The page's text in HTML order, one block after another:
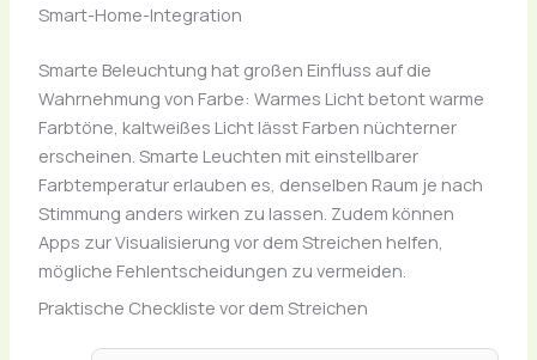
Smart-Home-Integration
Smarte Beleuchtung hat großen Einfluss auf die
Wahrnehmung von Farbe: Warmes Licht betont warme
Farbtöne, kaltweißes Licht lässt Farben nüchterner
erscheinen. Smarte Leuchten mit einstellbarer
Farbtemperatur erlauben es, denselben Raum je nach
Stimmung anders wirken zu lassen. Zudem können
Apps zur Visualisierung vor dem Streichen helfen,
mögliche Fehlentscheidungen zu vermeiden.
Praktische Checkliste vor dem Streichen